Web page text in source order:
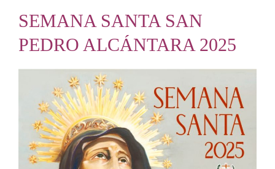
SEMANA SANTA SAN
PEDRO ALCÁNTARA 2025